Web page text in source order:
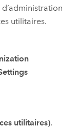
utilitaires.
utilitaires).